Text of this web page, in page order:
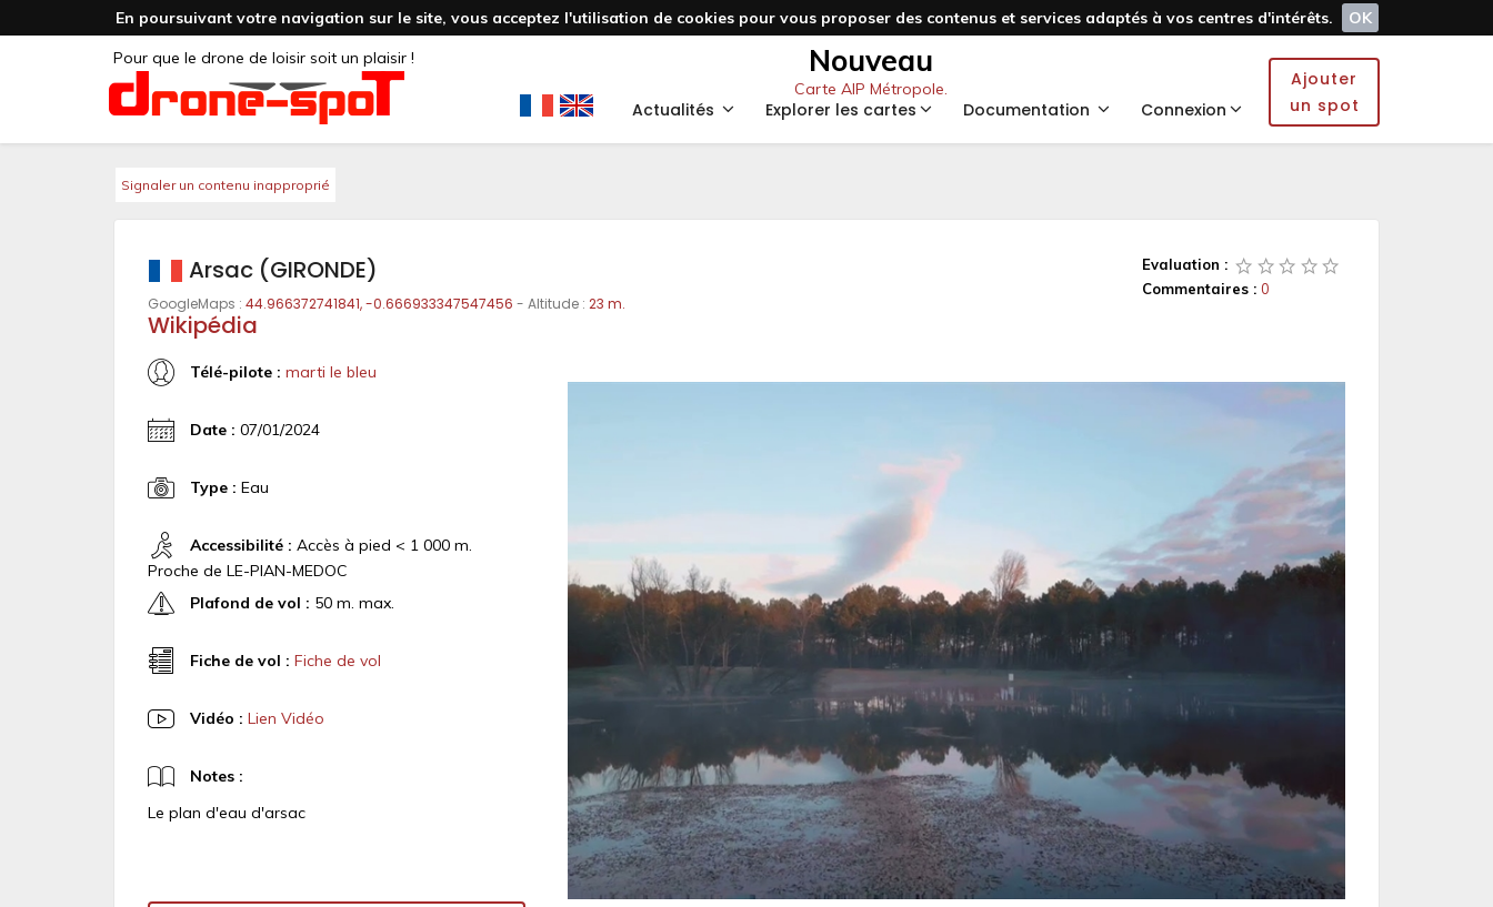
En poursuivant votre navigation sur le site, vous acceptez l'utilisation de cookies pour vous proposer des contenus et services adaptés à vos centres d'intérêts.
OK
Pour que le drone de loisir soit un plaisir !
Nouveau
Carte AIP Métropole.
Actualités Explorer les cartes Documentation Connexion
Ajouter
un spot
Signaler un contenu inapproprié
Evaluation :
Commentaires : 0
Arsac (GIRONDE)
GoogleMaps : 44.966372741841, -0.666933347547456 - Altitude : 23 m.
Wikipédia
Télé-pilote : marti le bleu
Date : 07/01/2024
Type : Eau
Accessibilité : Accès à pied < 1 000 m.
Proche de LE-PIAN-MEDOC
Plafond de vol : 50 m. max.
Fiche de vol : Fiche de vol
Vidéo : Lien Vidéo
Notes :
Le plan d'eau d'arsac